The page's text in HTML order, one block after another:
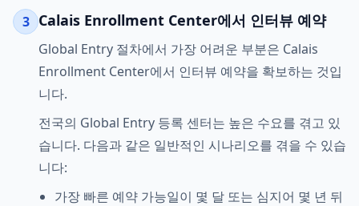
3 Calais Enrollment Center에서 인터뷰 예약
Global Entry 절차에서 가장 어려운 부분은 Calais
Enrollment Center에서 인터뷰 예약을 확보하는 것입
니다.
전국의 Global Entry 등록 센터는 높은 수요를 겪고 있
습니다. 다음과 같은 일반적인 시나리오를 겪을 수 있습
니다:
가장 빠른 예약 가능일이 몇 달 또는 심지어 몇 년 뒤